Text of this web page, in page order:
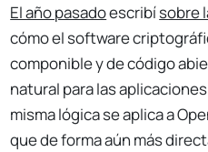
El año pasadoescribísobre
cómo el software
componible y de código
natural para las
misma lógica se aplica a
que de forma aún más